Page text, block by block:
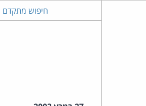
חיפוש מתקדם